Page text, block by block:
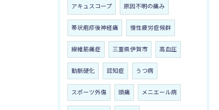
アキュスコープ 原因不明の痛み
帯状疱疹後神経痛 慢性疲労症候群
線維筋痛症 三重県伊賀市 高血圧
動脈硬化 認知症 うつ病
スポーツ外傷 頭痛 メニエール病